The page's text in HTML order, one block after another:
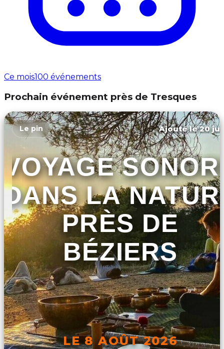
Ce mois100 événements
Prochain événement près de Tresques
Le pin Ajouté le 20
VOYAGE
DANS LA
PRÈS DE
BÉZIERS
LE 8 AOÛT 2026